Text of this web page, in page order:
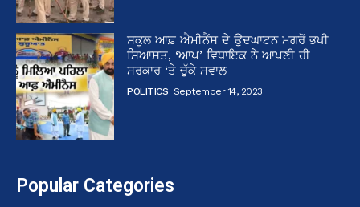
ਸਕੂਲ ਆਫ਼ ਐਮੀਨੈਂਸ ਦੇ ਉਦਘਾਟਨ ਮਗਰੋਂ ਭਖੀ
ਸਿਆਸਤ, ‘ਆਪ’ ਵਿਧਾਇਕ ਨੇ ਆਪਣੀ ਹੀ
ਸਰਕਾਰ ‘ਤੇ ਚੁੱਕੇ ਸਵਾਲ
POLITICS September 14, 2023
Popular Categories